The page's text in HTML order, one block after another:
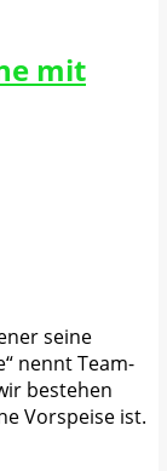
mit
seine
nennt Team-
bestehen
Vorspeise ist.